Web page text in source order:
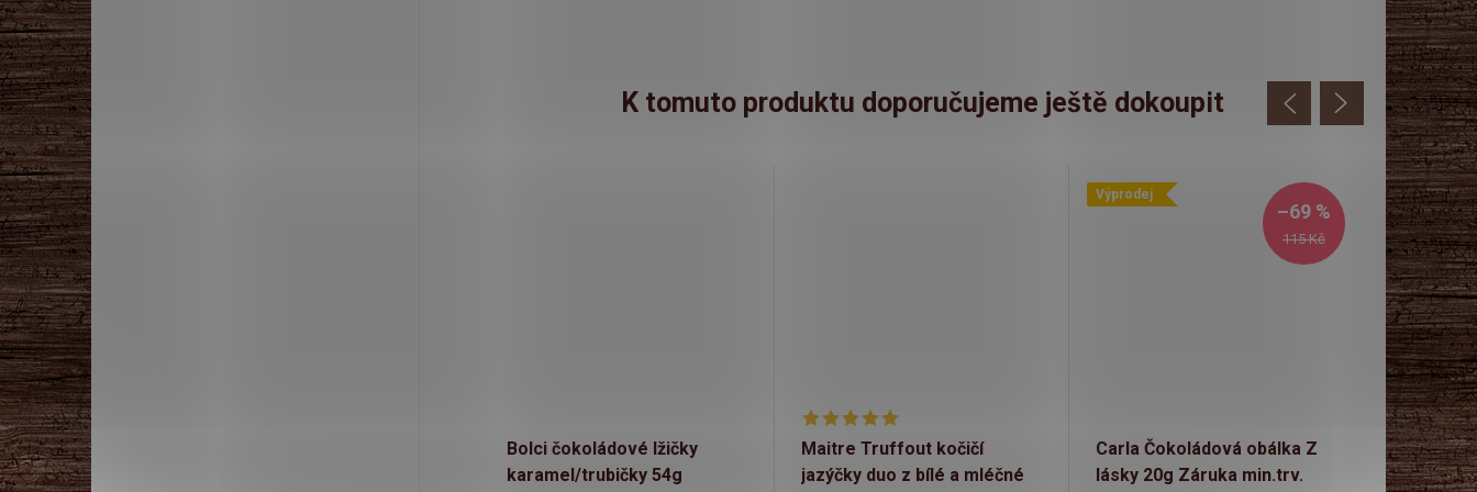
K tomuto produktu doporučujeme ještě dokoupit
Pro Tebe
Bolci čokoládové lžičky
karamel/trubičky 54g
Maitre Truffout kočičí
jazýčky duo z bílé a mléčné
Výprodej
115 Kč
–69 %
Carla Čokoládová obálka Z
lásky 20g Záruka min.trv.
Gunz
čokoláda